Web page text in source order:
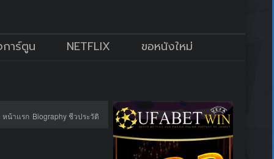
าร์ตูน NETFLIX ขอหนังใหม่
หน้าแรก Biography ชีวประวัติ